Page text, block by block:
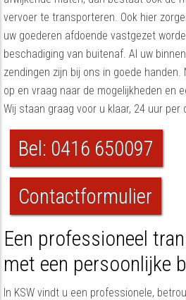
vervoer te transporteren. Ook hier
uw goederen afdoende vastgezet
beschadiging van buitenaf. Al uw
zendingen zijn bij ons in goede
op en vraag naar de mogelijkheden en
Wij staan graag voor u klaar, 24 uur per
Bel: 0416 650097
Contactformulier
Een professioneel
met een persoonlijke
In KSW vindt u een professionele,